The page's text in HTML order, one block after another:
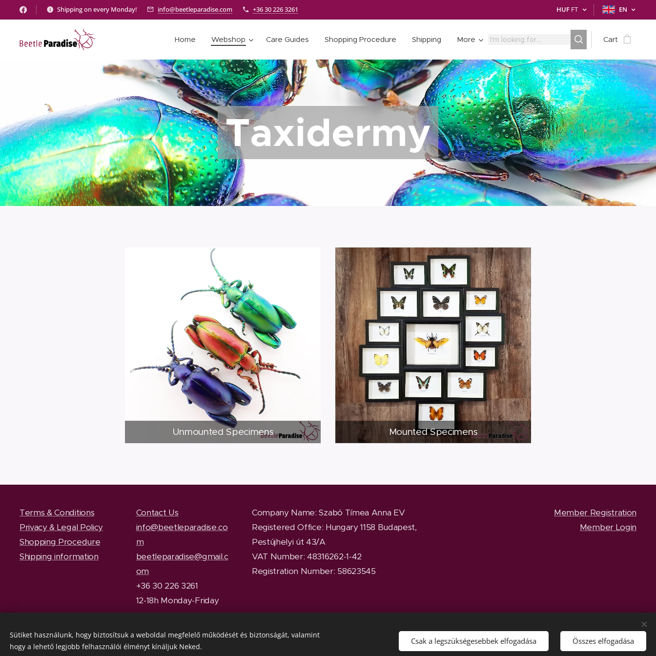
Shipping on every Monday! info@beetleparadise.com +36 30 226 3261 HUF FT EN
Home Webshop Care Guides Shopping Procedure Shipping More Cart
Taxidermy
Unmounted Specimens Mounted Specimens
Terms & Conditions
Privacy & Legal Policy
Shopping Procedure
Shipping information
Contact Us
info@beetleparadise.co
m
beetleparadise@gmail.c
om
+36 30 226 3261
12-18h Monday-Friday
Company Name: Szabó Tímea Anna EV
Registered Office: Hungary 1158 Budapest,
Pestújhelyi út 43/A
VAT Number: 48316262-1-42
Registration Number: 58623545
Member Registration
Member Login
BeetleParadise All rights reserved. Languages Magyar English Currency HUF Ft EUR €
Sütiket használunk, hogy biztosítsuk a weboldal megfelelő működését és biztonságát, valamint
hogy a lehető legjobb felhasználói élményt kínáljuk Neked.
Csak a legszükségesebbek elfogadása Összes elfogadása